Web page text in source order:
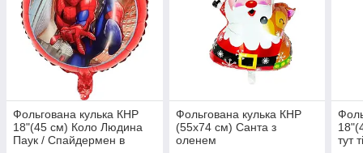
Фольгована кулька КНР
18"(45 см) Коло Людина
Паук / Спайдермен в
Фольгована кулька КНР
(55х74 см) Санта з
оленем
тут